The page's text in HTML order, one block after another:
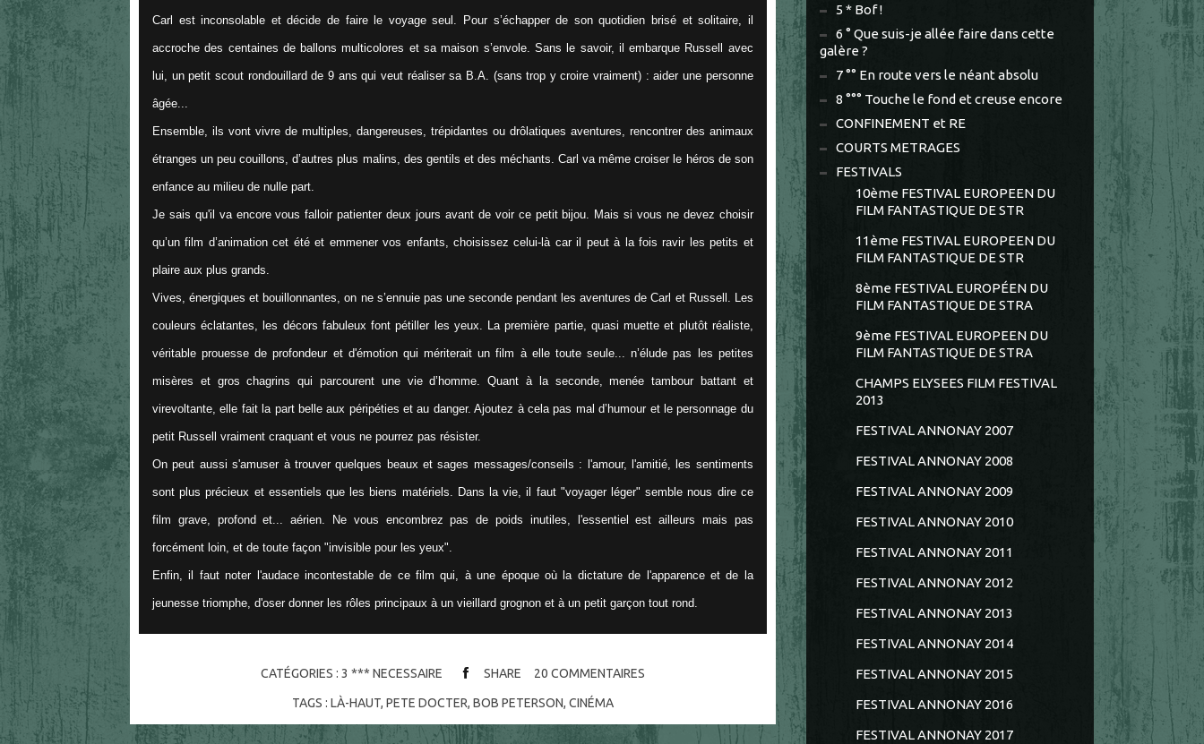
Carl est inconsolable et décide de faire le voyage seul. Pour s’échapper de son quotidien brisé et solitaire, il
accroche des centaines de ballons multicolores et sa maison s’envole. Sans le savoir, il embarque Russell avec
lui, un petit scout rondouillard de 9 ans qui veut réaliser sa B.A. (sans trop y croire vraiment) : aider une personne
âgée...
Ensemble, ils vont vivre de multiples, dangereuses, trépidantes ou drôlatiques aventures, rencontrer des animaux
étranges un peu couillons, d’autres plus malins, des gentils et des méchants. Carl va même croiser le héros de son
enfance au milieu de nulle part.
Je sais qu'il va encore vous falloir patienter deux jours avant de voir ce petit bijou. Mais si vous ne devez choisir
qu’un film d’animation cet été et emmener vos enfants, choisissez celui-là car il peut à la fois ravir les petits et
plaire aux plus grands.
Vives, énergiques et bouillonnantes, on ne s’ennuie pas une seconde pendant les aventures de Carl et Russell. Les
couleurs éclatantes, les décors fabuleux font pétiller les yeux. La première partie, quasi muette et plutôt réaliste,
véritable prouesse de profondeur et d'émotion qui mériterait un film à elle toute seule... n’élude pas les petites
misères et gros chagrins qui parcourent une vie d’homme. Quant à la seconde, menée tambour battant et
virevoltante, elle fait la part belle aux péripéties et au danger. Ajoutez à cela pas mal d’humour et le personnage du
petit Russell vraiment craquant et vous ne pourrez pas résister.
On peut aussi s'amuser à trouver quelques beaux et sages messages/conseils : l'amour, l'amitié, les sentiments
sont plus précieux et essentiels que les biens matériels. Dans la vie, il faut "voyager léger" semble nous dire ce
film grave, profond et... aérien. Ne vous encombrez pas de poids inutiles, l'essentiel est ailleurs mais pas
forcément loin, et de toute façon "invisible pour les yeux".
Enfin, il faut noter l'audace incontestable de ce film qui, à une époque où la dictature de l'apparence et de la
jeunesse triomphe, d'oser donner les rôles principaux à un vieillard grognon et à un petit garçon tout rond.
CATÉGORIES : 3 *** NECESSAIRE SHARE 20 COMMENTAIRES
TAGS : LÀ-HAUT, PETE DOCTER, BOB PETERSON, CINÉMA
5 * Bof !
6 ° Que suis-je allée faire dans cette
galère ?
7 °° En route vers le néant absolu
8 °°° Touche le fond et creuse encore
CONFINEMENT et RE
COURTS METRAGES
FESTIVALS
10ème FESTIVAL EUROPEEN DU
FILM FANTASTIQUE DE STR
11ème FESTIVAL EUROPEEN DU
FILM FANTASTIQUE DE STR
8ème FESTIVAL EUROPÉEN DU
FILM FANTASTIQUE DE STRA
9ème FESTIVAL EUROPEEN DU
FILM FANTASTIQUE DE STRA
CHAMPS ELYSEES FILM FESTIVAL
2013
FESTIVAL ANNONAY 2007
FESTIVAL ANNONAY 2008
FESTIVAL ANNONAY 2009
FESTIVAL ANNONAY 2010
FESTIVAL ANNONAY 2011
FESTIVAL ANNONAY 2012
FESTIVAL ANNONAY 2013
FESTIVAL ANNONAY 2014
FESTIVAL ANNONAY 2015
FESTIVAL ANNONAY 2016
FESTIVAL ANNONAY 2017